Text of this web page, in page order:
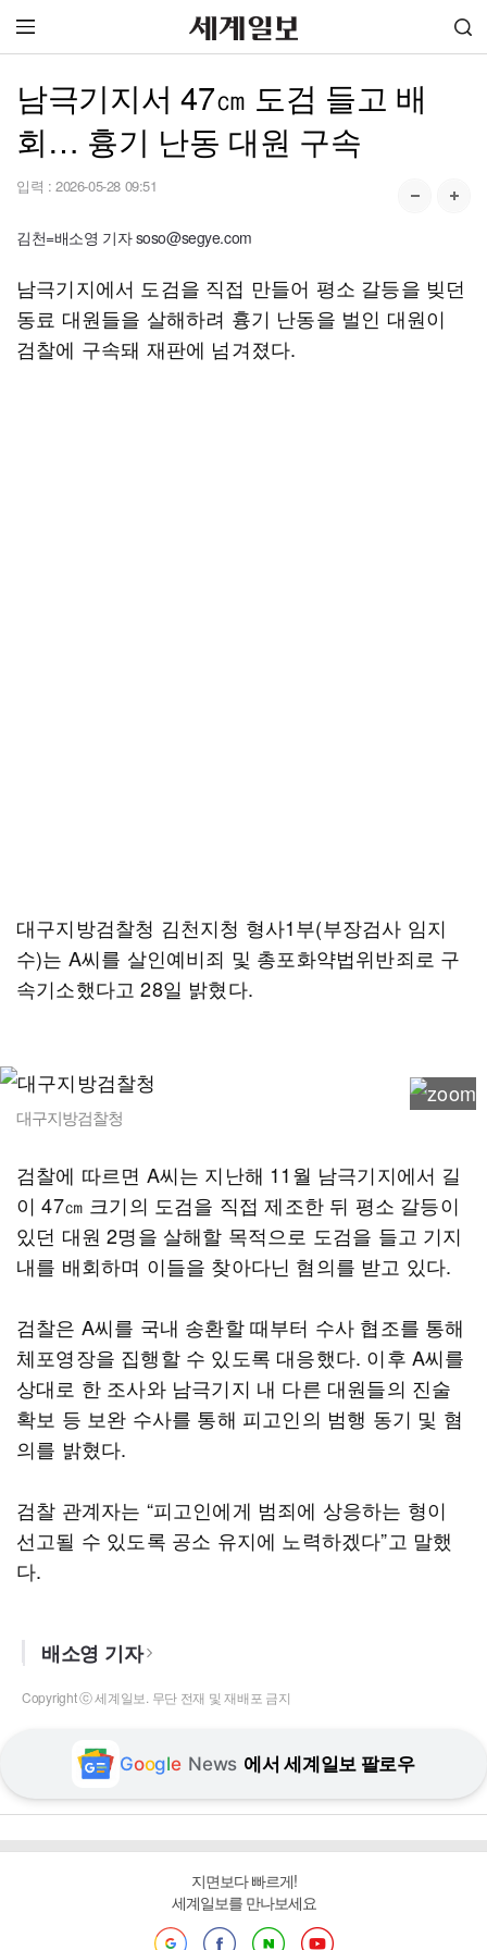
남극기지서 47㎝ 도검 들고 배
회… 흉기 난동 대원 구속
입력 : 2026-05-28 09:51
김천=배소영 기자 soso@segye.com
남극기지에서 도검을 직접 만들어 평소 갈등을 빚던
동료 대원들을 살해하려 흉기 난동을 벌인 대원이
검찰에 구속돼 재판에 넘겨졌다.
대구지방검찰청 김천지청 형사1부(부장검사 임지
수)는 A씨를 살인예비죄 및 총포화약법위반죄로 구
속기소했다고 28일 밝혔다.
대구지방검찰청
검찰에 따르면 A씨는 지난해 11월 남극기지에서 길
이 47㎝ 크기의 도검을 직접 제조한 뒤 평소 갈등이
있던 대원 2명을 살해할 목적으로 도검을 들고 기지
내를 배회하며 이들을 찾아다닌 혐의를 받고 있다.
검찰은 A씨를 국내 송환할 때부터 수사 협조를 통해
체포영장을 집행할 수 있도록 대응했다. 이후 A씨를
상대로 한 조사와 남극기지 내 다른 대원들의 진술
확보 등 보완 수사를 통해 피고인의 범행 동기 및 혐
의를 밝혔다.
검찰 관계자는 “피고인에게 범죄에 상응하는 형이
선고될 수 있도록 공소 유지에 노력하겠다”고 말했
다.
배소영 기자
Copyright ⓒ 세계일보. 무단 전재 및 재배포 금지
Google News 에서 세계일보 팔로우
지면보다 빠르게!
세계일보를 만나보세요